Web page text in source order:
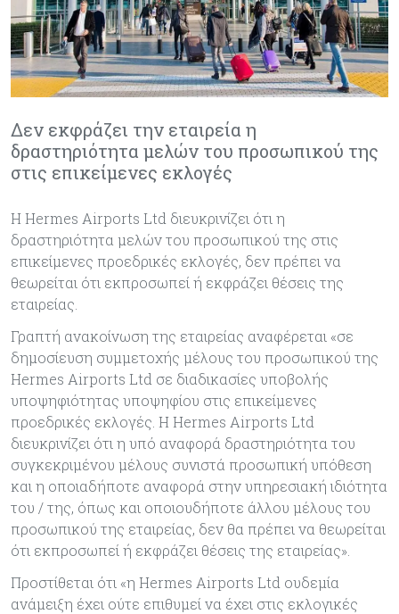
Δεν εκφράζει την εταιρεία η
δραστηριότητα μελών του προσωπικού της
στις επικείμενες εκλογές
Η Hermes Airports Ltd διευκρινίζει ότι η
δραστηριότητα μελών του προσωπικού της στις
επικείμενες προεδρικές εκλογές, δεν πρέπει να
θεωρείται ότι εκπροσωπεί ή εκφράζει θέσεις της
εταιρείας.
Γραπτή ανακοίνωση της εταιρείας αναφέρεται «σε
δημοσίευση συμμετοχής μέλους του προσωπικού της
Hermes Airports Ltd σε διαδικασίες υποβολής
υποψηφιότητας υποψηφίου στις επικείμενες
προεδρικές εκλογές. Η Hermes Airports Ltd
διευκρινίζει ότι η υπό αναφορά δραστηριότητα του
συγκεκριμένου μέλους συνιστά προσωπική υπόθεση
και η οποιαδήποτε αναφορά στην υπηρεσιακή ιδιότητα
του / της, όπως και οποιουδήποτε άλλου μέλους του
προσωπικού της εταιρείας, δεν θα πρέπει να θεωρείται
ότι εκπροσωπεί ή εκφράζει θέσεις της εταιρείας».
Προστίθεται ότι «η Hermes Airports Ltd ουδεμία
ανάμειξη έχει ούτε επιθυμεί να έχει στις εκλογικές